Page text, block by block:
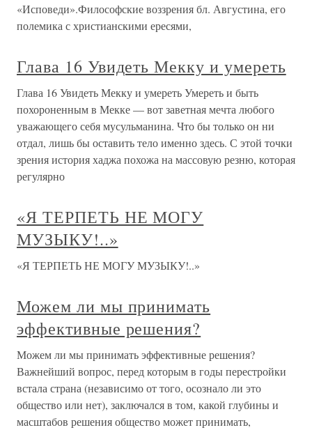
«Исповеди».Философские воззрения бл. Августина, его
полемика с христианскими ересями,
Глава 16 Увидеть Мекку и умереть
Глава 16 Увидеть Мекку и умереть Умереть и быть
похороненным в Мекке — вот заветная мечта любого
уважающего себя мусульманина. Что бы только он ни
отдал, лишь бы оставить тело именно здесь. С этой точки
зрения история хаджа похожа на массовую резню, которая
регулярно
«Я ТЕРПЕТЬ НЕ МОГУ
МУЗЫКУ!..»
«Я ТЕРПЕТЬ НЕ МОГУ МУЗЫКУ!..»
Можем ли мы принимать
эффективные решения?
Можем ли мы принимать эффективные решения?
Важнейший вопрос, перед которым в годы перестройки
встала страна (независимо от того, осознало ли это
общество или нет), заключался в том, какой глубины и
масштабов решения общество может принимать,